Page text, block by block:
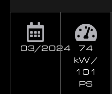
03/2024
74
kW /
101
PS